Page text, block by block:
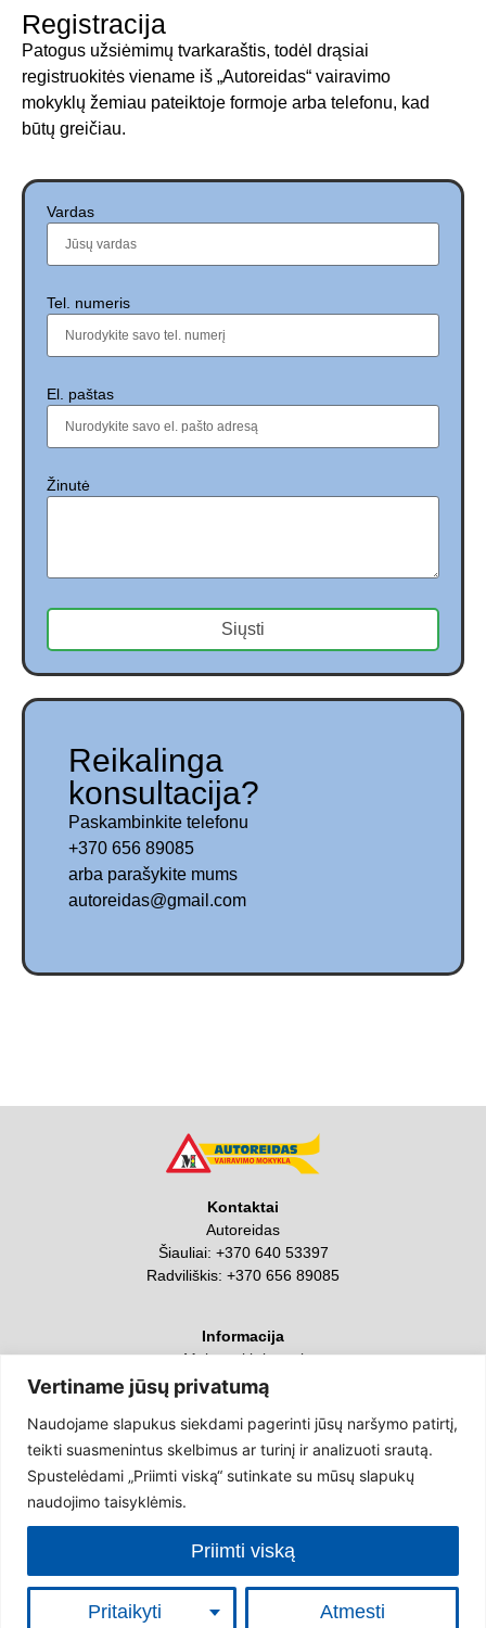
Vertiname jūsų privatumą
Naudojame slapukus siekdami pagerinti jūsų naršymo patirtį,
teikti suasmenintus skelbimus ar turinį ir analizuoti srautą.
Spustelėdami „Priimti viską“ sutinkate su mūsų slapukų
naudojimo taisyklėmis.
Pritaikyti Atmesti
Priimti viską
Registracija
Patogus užsiėmimų tvarkaraštis, todėl drąsiai
registruokitės viename iš „Autoreidas“ vairavimo
mokyklų žemiau pateiktoje formoje arba telefonu, kad
būtų greičiau.
Vardas
Tel. numeris
El. paštas
Žinutė
Siųsti
Reikalinga
konsultacija?
Paskambinkite telefonu
+370 656 89085
arba parašykite mums
autoreidas@gmail.com
Kontaktai
Autoreidas
Šiauliai: +370 640 53397
Radviliškis: +370 656 89085
Informacija
Mokymai ir kursai
Apie mus